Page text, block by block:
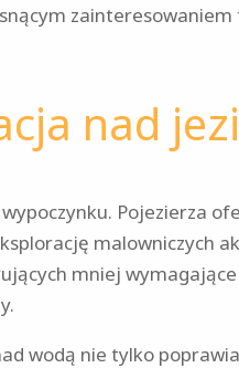
nad
Pojezierza
malowniczych
mniej
wodą nie tylko